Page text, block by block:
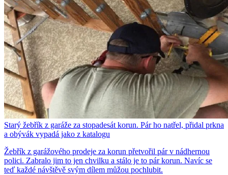
Starý žebřík z garáže za stopadesát korun. Pár ho natřel, přidal prkna
a obývák vypadá jako z katalogu
Žebřík z garážového prodeje za korun přetvořil pár v nádhernou
polici. Zabralo jim to jen chvilku a stálo je to pár korun. Navíc se
teď každé návštěvě svým dílem můžou pochlubit.